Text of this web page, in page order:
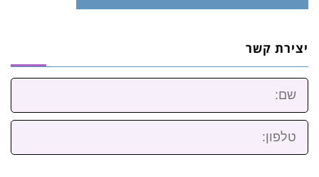
יצירת קשר
שם:
טלפון: